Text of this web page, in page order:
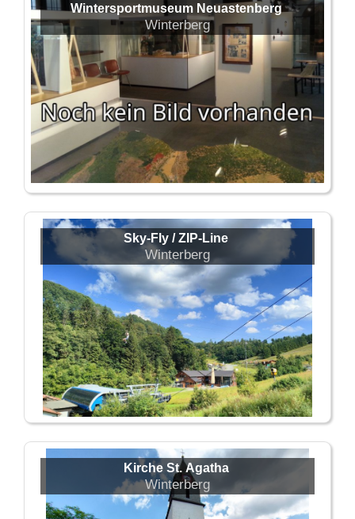
Wintersportmuseum Neuastenberg
Winterberg
Sky-Fly / ZIP-Line
Winterberg
Kirche St. Agatha
Winterberg